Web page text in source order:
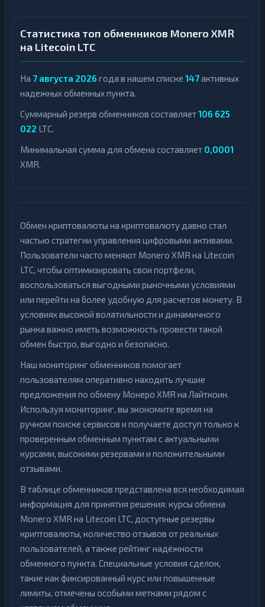
Статистика топ обменников Monero XMR
на Litecoin LTC
На 7 августа 2026 года в нашем списке 147активных
надежных обменных пункта.
Суммарный резерв обменников составляет106 625
022 LTC.
Минимальная сумма для обмена составляет 0,0001
XMR.
Обмен криптовалюты на криптовалюту давно стал
частью стратегии управления цифровыми активами.
Пользователи часто меняют Monero XMR на Litecoin
LTC, чтобы оптимизировать свои портфели,
воспользоваться выгодными рыночными условиями
или перейти на более удобную для расчетов монету. В
условиях высокой волатильности и динамичного
рынка важно иметь возможность провести такой
обмен быстро, выгодно и безопасно.
Наш мониторинг обменников помогает
пользователям оперативно находить лучшие
предложения по обмену Монеро XMR на Лайткоин.
Используя мониторинг, вы экономите время на
ручном поиске сервисов и получаете доступ только к
проверенным обменным пунктам с актуальными
курсами, высокими резервами и положительными
отзывами.
В таблице обменников представлена вся необходимая
информация для принятия решения: курсы обмена
Monero XMR на Litecoin LTC, доступные резервы
криптовалюты, количество отзывов от реальных
пользователей, а также рейтинг надёжности
обменного пункта. Специальные условия сделок,
такие как фиксированный курс или повышенные
лимиты, отмечены особыми метками рядом с